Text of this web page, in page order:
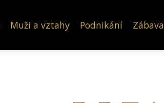
Muži a vztahy Podnikání Zábava